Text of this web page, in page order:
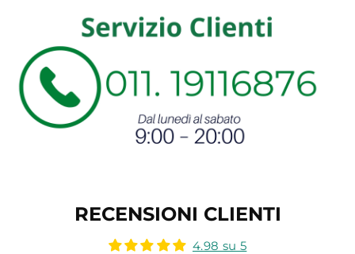
RECENSIONI CLIENTI
4.98 su 5